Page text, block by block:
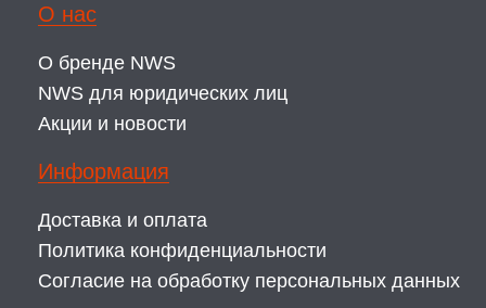
О нас
О бренде NWS
NWS для юридических лиц
Акции и новости
Информация
Доставка и оплата
Политика конфиденциальности
Согласие на обработку персональных данных